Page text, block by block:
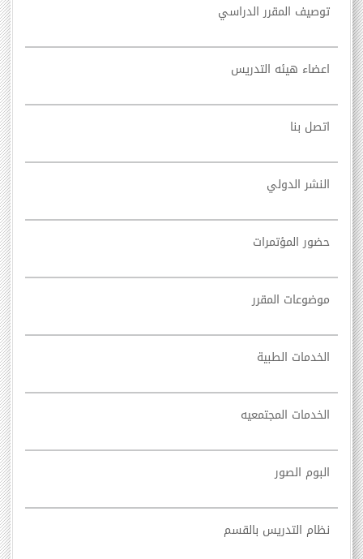
توصيف المقرر الدراسي
اعضاء هيئه التدريس
اتصل بنا
النشر الدولي
حضور المؤتمرات
موضوعات المقرر
الخدمات الطبية
الخدمات المجتمعيه
البوم الصور
نظام التدريس بالقسم